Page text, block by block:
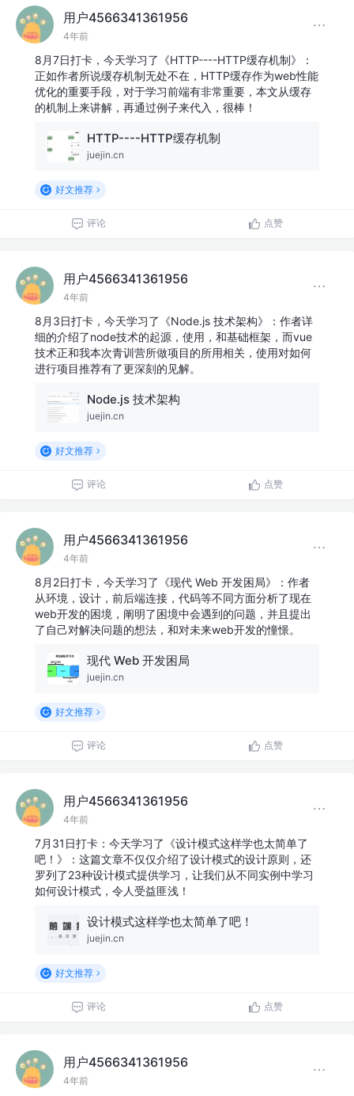
用户4566341361956
4年前
8月7日打卡，今天学习了《HTTP----HTTP缓存机制》：
正如作者所说缓存机制无处不在，HTTP缓存作为web性能
优化的重要手段，对于学习前端有非常重要，本文从缓存
的机制上来讲解，再通过例子来代入，很棒！
HTTP----HTTP缓存机制
juejin.cn
好文推荐
评论 点赞
用户4566341361956
4年前
8月3日打卡，今天学习了《Node.js 技术架构》：作者详
细的介绍了node技术的起源，使用，和基础框架，而vue
技术正和我本次青训营所做项目的所用相关，使用对如何
进行项目推荐有了更深刻的见解。
Node.js 技术架构
juejin.cn
好文推荐
评论 点赞
用户4566341361956
4年前
8月2日打卡，今天学习了《现代 Web 开发困局》：作者
从环境，设计，前后端连接，代码等不同方面分析了现在
web开发的困境，阐明了困境中会遇到的问题，并且提出
了自己对解决问题的想法，和对未来web开发的憧憬。
现代 Web 开发困局
juejin.cn
好文推荐
评论 点赞
用户4566341361956
4年前
7月31日打卡：今天学习了《设计模式这样学也太简单了
吧！》：这篇文章不仅仅介绍了设计模式的设计原则，还
罗列了23种设计模式提供学习，让我们从不同实例中学习
如何设计模式，令人受益匪浅！
设计模式这样学也太简单了吧！
juejin.cn
好文推荐
评论 点赞
用户4566341361956
4年前